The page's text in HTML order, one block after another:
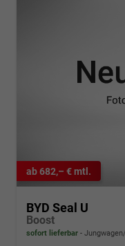
ab 682,– € mtl.
BYD Seal U
Boost
sofort lieferbar